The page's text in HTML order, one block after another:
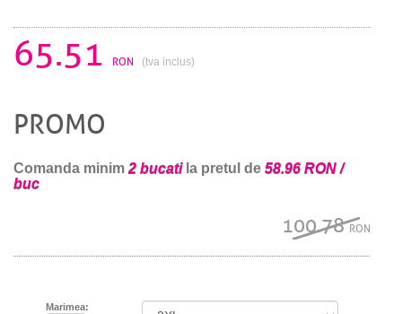
65.51 RON (tva inclus)
PROMO
Comanda minim 2 bucatila pretul de 58.96 RON /
buc
100.78RON
Marimea: